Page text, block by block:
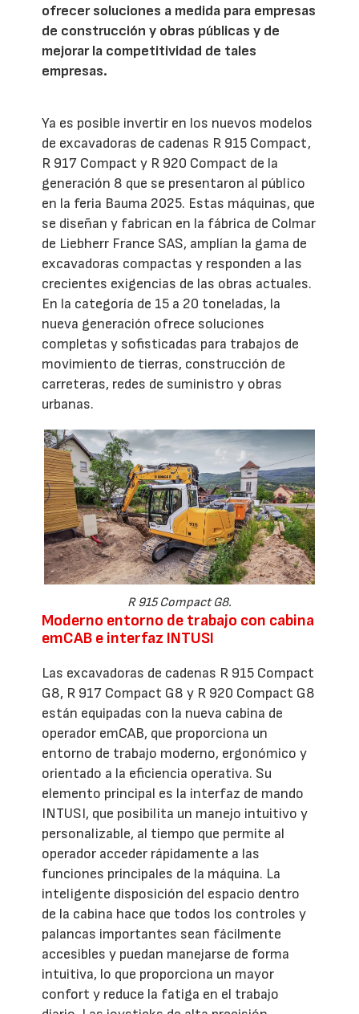
ofrecer soluciones a medida para empresas
de construcción y obras públicas y de
mejorar la competitividad de tales
empresas.
Ya es posible invertir en los nuevos modelos
de excavadoras de cadenas R 915 Compact,
R 917 Compact y R 920 Compact de la
generación 8 que se presentaron al público
en la feria Bauma 2025. Estas máquinas, que
se diseñan y fabrican en la fábrica de Colmar
de Liebherr France SAS, amplían la gama de
excavadoras compactas y responden a las
crecientes exigencias de las obras actuales.
En la categoría de 15 a 20 toneladas, la
nueva generación ofrece soluciones
completas y sofisticadas para trabajos de
movimiento de tierras, construcción de
carreteras, redes de suministro y obras
urbanas.
R 915 Compact G8.
Moderno entorno de trabajo con cabina
emCAB e interfaz INTUSI
Las excavadoras de cadenas R 915 Compact
G8, R 917 Compact G8 y R 920 Compact G8
están equipadas con la nueva cabina de
operador emCAB, que proporciona un
entorno de trabajo moderno, ergonómico y
orientado a la eficiencia operativa. Su
elemento principal es la interfaz de mando
INTUSI, que posibilita un manejo intuitivo y
personalizable, al tiempo que permite al
operador acceder rápidamente a las
funciones principales de la máquina. La
inteligente disposición del espacio dentro
de la cabina hace que todos los controles y
palancas importantes sean fácilmente
accesibles y puedan manejarse de forma
intuitiva, lo que proporciona un mayor
confort y reduce la fatiga en el trabajo